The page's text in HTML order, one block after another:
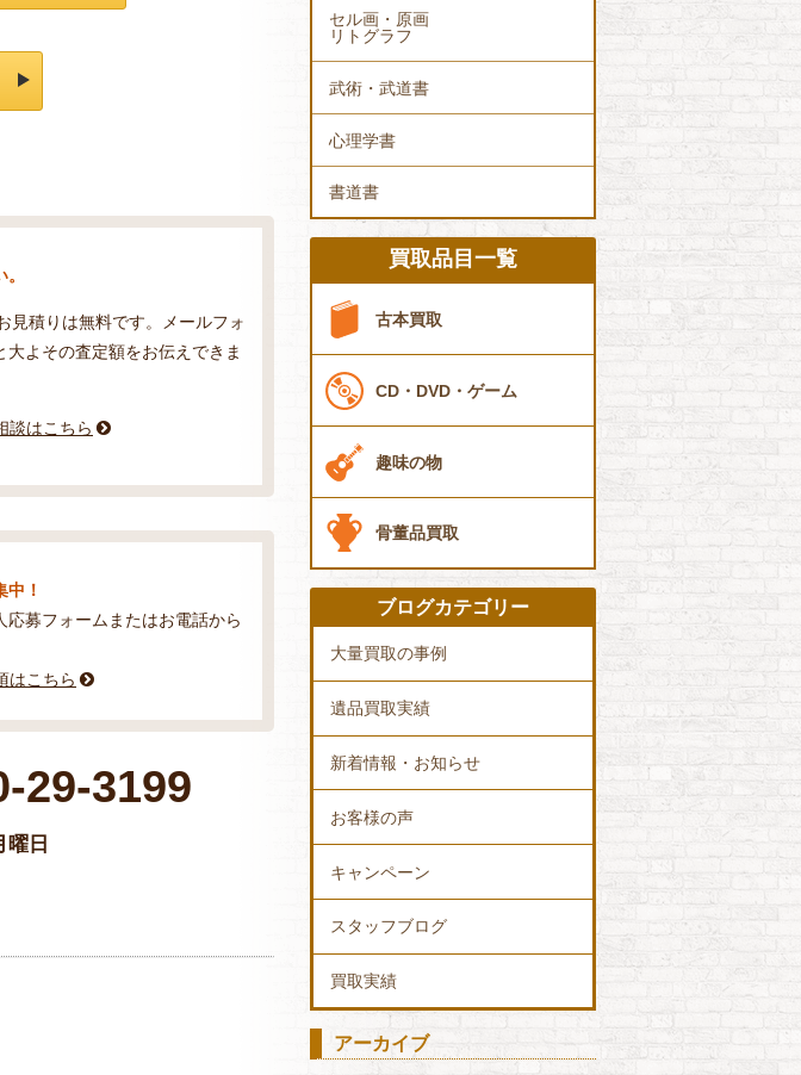
見積りは無料です。メールフォ
よその査定額をお伝えできま
談はこちら
！
募フォームまたはお電話から
はこちら
29-3199
曜日
セル画・原画
リトグラフ
武術・武道書
心理学書
書道書
買取品目一覧
古本買取
CD・DVD・ゲーム
趣味の物
骨董品買取
ブログカテゴリー
大量買取の事例
遺品買取実績
新着情報・お知らせ
お客様の声
キャンペーン
スタッフブログ
買取実績
アーカイブ